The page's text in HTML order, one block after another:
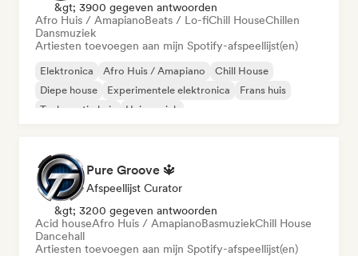
&gt; 3900 gegeven antwoorden
Afro Huis / AmapianoBeats / Lo-fiChill HouseChillen
Dansmuziek
Artiesten toevoegen aan mijn Spotify-afspeellijst(en)
Elektronica Afro Huis / Amapiano
Chill House
Diepe house
Experimentele elektronica
Frans huis
Toekomstig huis
Huismuziek
Pure Groove 🔱
Afspeellijst Curator
&gt; 3200 gegeven antwoorden
Acid houseAfro Huis / AmapianoBasmuziekChill House
Dancehall
Artiesten toevoegen aan mijn Spotify-afspeellijst(en)